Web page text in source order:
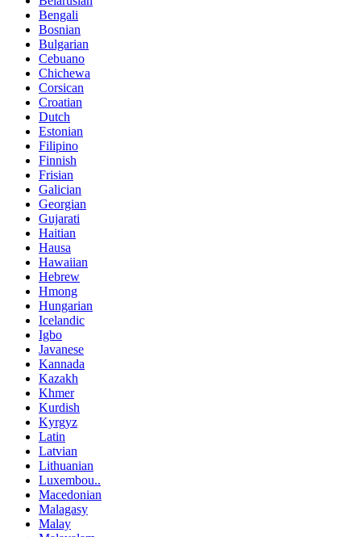
Bengali
Bosnian
Bulgarian
Cebuano
Chichewa
Corsican
Croatian
Dutch
Estonian
Filipino
Finnish
Frisian
Galician
Georgian
Gujarati
Haitian
Hausa
Hawaiian
Hebrew
Hmong
Hungarian
Icelandic
Igbo
Javanese
Kannada
Kazakh
Khmer
Kurdish
Kyrgyz
Latin
Latvian
Lithuanian
Luxembou..
Macedonian
Malagasy
Malay